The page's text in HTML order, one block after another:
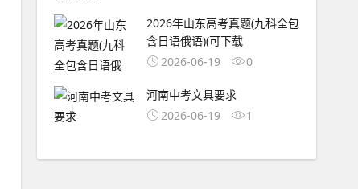
2026年山东高考真题(九科全包
含日语俄语)(可下载
2026-06-19
0
河南中考文具要求
2026-06-19
1